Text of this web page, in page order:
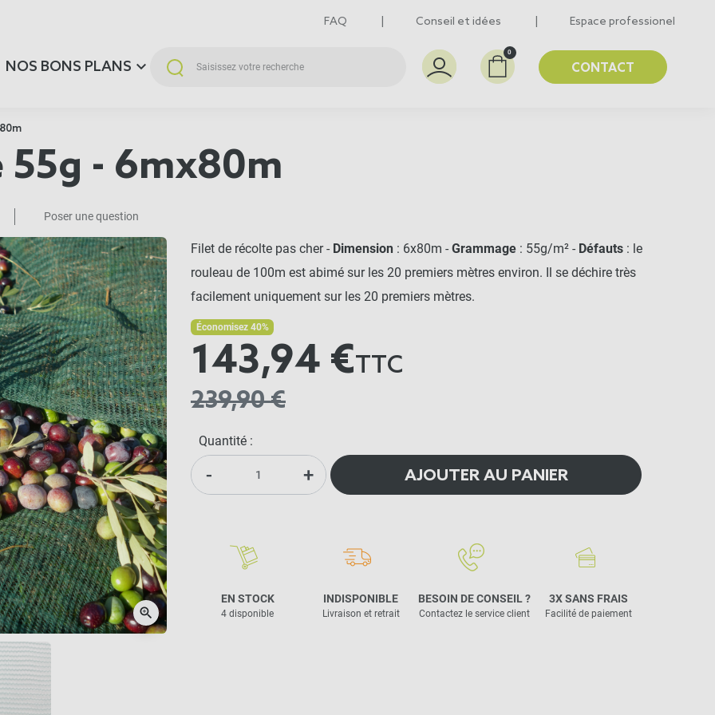
FAQ Conseil et idées Espace professionel
0
CONTACT
NOS BONS PLANS
- 6mx80m
Poser une question
Suivant
keyboard_arrow_right
zoom_in
Filet de récolte pas cher - Dimension : 6x80m - Grammage : 55g/m² - Défauts : le
rouleau de 100m est abimé sur les 20 premiers mètres environ. Il se déchire très
facilement uniquement sur les 20 premiers mètres.
Économisez 40%
143,94 €TTC
239,90 €
Quantité :
- + AJOUTER AU PANIER
EN STOCK
4 disponible
INDISPONIBLE
Livraison et retrait
BESOIN DE CONSEIL ?
Contactez le service client
3X SANS FRAIS
Facilité de paiement